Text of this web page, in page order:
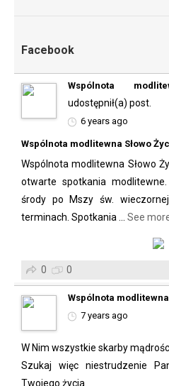
Facebook
Wspólnota
udostępnił(a) post.
6 years ago
Wspólnota modlitewna Słowo
Wspólnota modlitewna Słowo
otwarte spotkania
środy po Mszy św.
terminach. Spotkania
See
0 0
Wspólnota modlitewna
7 years ago
W Nim wszystkie skarby
Szukaj więc niestrudzenie
Twojego życia.